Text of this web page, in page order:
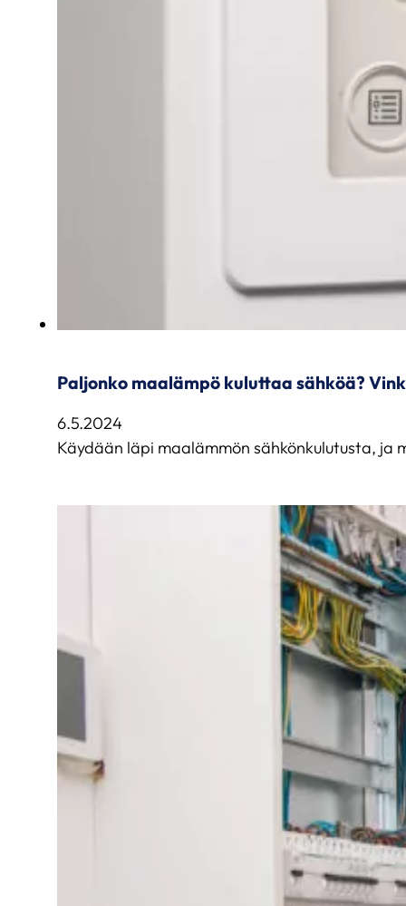
Paljonko maalämpö kuluttaa sähköä?
6.5.2024
Käydään läpi maalämmön sähkönkulutusta, ja